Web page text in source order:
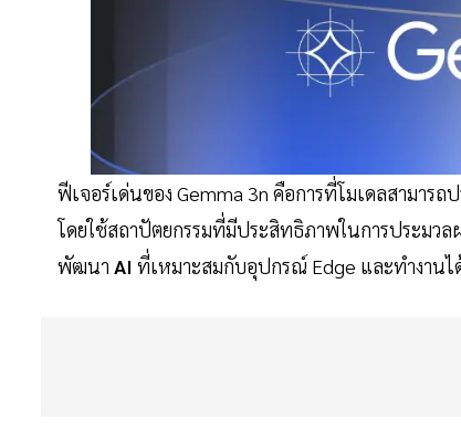
ฟีเจอร์เด่นของ Gemma 3n คือการที่โมเดลสามาร
โดยใช้สถาปัตยกรรมที่มีประสิทธิภาพในการประมว
พัฒนา AI ที่เหมาะสมกับอุปกรณ์ Edge และทำงาน